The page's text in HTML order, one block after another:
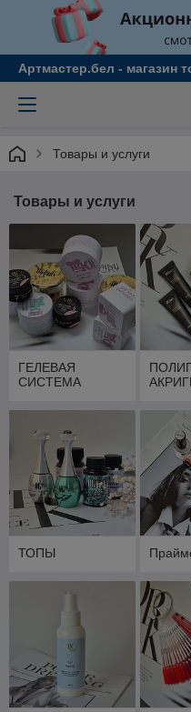
Артмастер.бел - магазин
Товары и услуги
Товары и услуги
ГЕЛЕВАЯ
СИСТЕМА
ТОПЫ